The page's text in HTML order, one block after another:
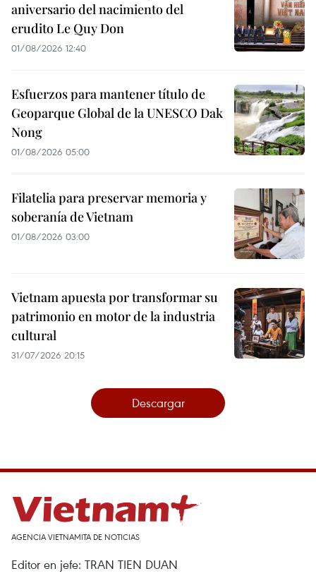
aniversario del nacimiento del
erudito Le Quy Don
01/08/2026 12:40
Esfuerzos para mantener título de
Geoparque Global de la UNESCO Dak
Nong
01/08/2026 05:00
Filatelia para preservar memoria y
soberanía de Vietnam
01/08/2026 03:00
Vietnam apuesta por transformar su
patrimonio en motor de la industria
cultural
31/07/2026 20:15
Descargar
AGENCIA VIETNAMITA DE NOTICIAS
Editor en jefe: TRAN TIEN DUAN